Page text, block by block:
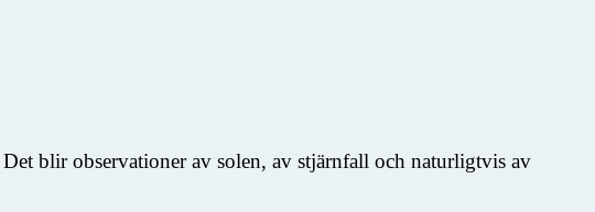
blir observationer av solen, av stjärnfall och naturligtvis av